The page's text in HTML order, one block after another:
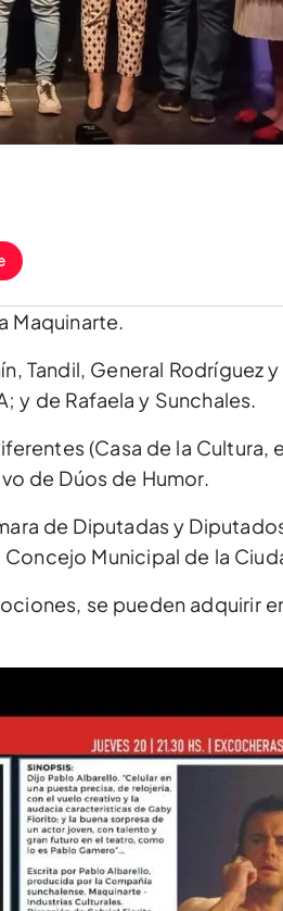
Maquinarte.
Tandil, General Rodríguez
y de Rafaela y Sunchales.
(Casa de la Cultura,
de Dúos de Humor.
de Diputadas y
Municipal de la
se pueden adquirir